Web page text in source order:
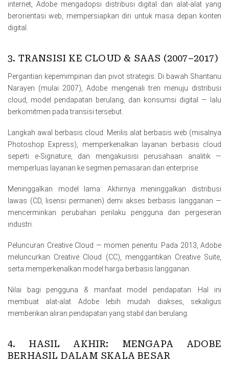
internet, Adobe mengadopsi distribusi digital dan alat-alat yang
berorientasi web, mempersiapkan diri untuk masa depan konten
digital.
3. TRANSISI KE CLOUD & SAAS (2007–2017)
Pergantian kepemimpinan dan pivot strategis: Di bawah Shantanu
Narayen (mulai 2007), Adobe mengenali tren menuju distribusi
cloud, model pendapatan berulang, dan konsumsi digital — lalu
berkomitmen pada transisi tersebut.
Langkah awal berbasis cloud: Merilis alat berbasis web (misalnya
Photoshop Express), memperkenalkan layanan berbasis cloud
seperti e-Signature, dan mengakuisisi perusahaan analitik —
memperluas layanan ke segmen pemasaran dan enterprise.
Meninggalkan model lama: Akhirnya meninggalkan distribusi
lawas (CD, lisensi permanen) demi akses berbasis langganan —
mencerminkan perubahan perilaku pengguna dan pergeseran
industri.
Peluncuran Creative Cloud — momen penentu: Pada 2013, Adobe
meluncurkan Creative Cloud (CC), menggantikan Creative Suite,
serta memperkenalkan model harga berbasis langganan.
Nilai bagi pengguna & manfaat model pendapatan: Hal ini
membuat alat-alat Adobe lebih mudah diakses, sekaligus
memberikan aliran pendapatan yang stabil dan berulang.
4. HASIL AKHIR: MENGAPA ADOBE
BERHASIL DALAM SKALA BESAR